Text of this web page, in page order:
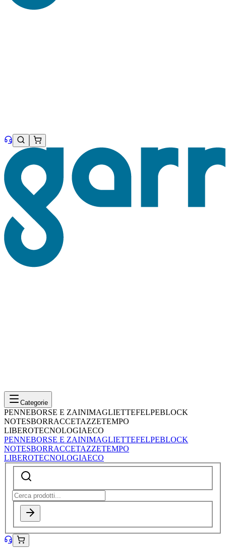
Categorie
PENNEBORSE E ZAINIMAGLIETTEFELPEBLOCK
NOTESBORRACCETAZZETEMPO
LIBEROTECNOLOGIAECO
PENNEBORSE E ZAINIMAGLIETTEFELPEBLOCK
NOTESBORRACCETAZZETEMPO
LIBEROTECNOLOGIAECO